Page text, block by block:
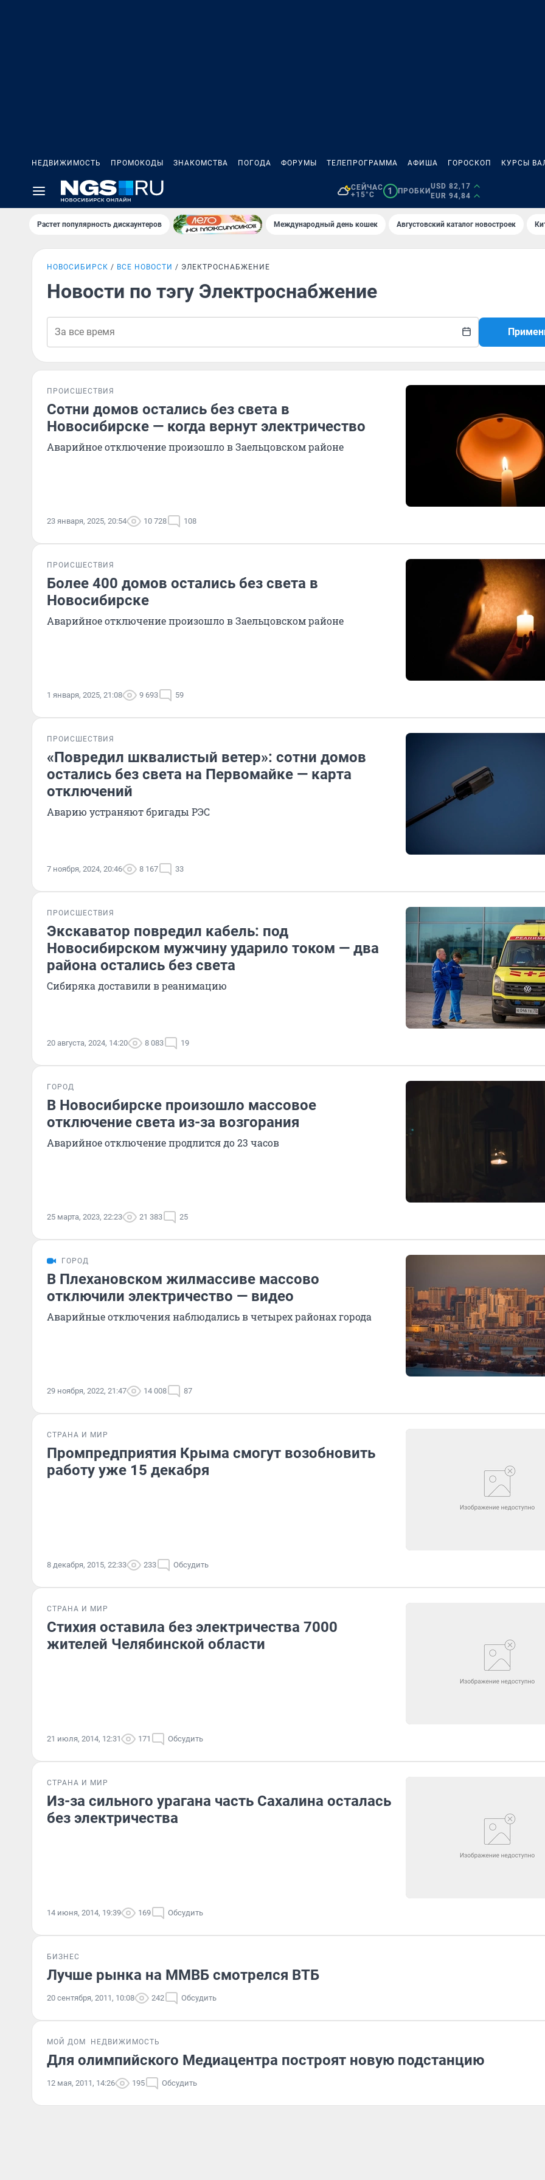
НЕДВИЖИМОСТЬ ПРОМОКОДЫ ЗНАКОМСТВА ПОГОДА ФОРУМЫ ТЕЛЕПРОГРАММА АФИША ГОРОСКОП КУРСЫ
СЕЙЧАС
+15°C
1 ПРОБКИ
USD 82,17
EUR 94,84
Растет популярность дискаунтеров Международный день кошек Августовский каталог новостроек
НОВОСИБИРСК ВСЕ НОВОСТИ ЭЛЕКТРОСНАБЖЕНИЕ
Новости по тэгу Электроснабжение
ПРОИСШЕСТВИЯ
Сотни домов остались без света в
Новосибирске — когда вернут электричество
Аварийное отключение произошло в Заельцовском районе
23 января, 2025, 20:54 10 728 108
ПРОИСШЕСТВИЯ
Более 400 домов остались без света в
Новосибирске
Аварийное отключение произошло в Заельцовском районе
1 января, 2025, 21:08 9 693 59
ПРОИСШЕСТВИЯ
«Повредил шквалистый ветер»: сотни домов
остались без света на Первомайке — карта
отключений
Аварию устраняют бригады РЭС
7 ноября, 2024, 20:46 8 167 33
ПРОИСШЕСТВИЯ
Экскаватор повредил кабель: под
Новосибирском мужчину ударило током — два
района остались без света
Сибиряка доставили в реанимацию
20 августа, 2024, 14:20 8 083 19
ГОРОД
В Новосибирске произошло массовое
отключение света из-за возгорания
Аварийное отключение продлится до 23 часов
25 марта, 2023, 22:23 21 383 25
ГОРОД
В Плехановском жилмассиве массово
отключили электричество — видео
Аварийные отключения наблюдались в четырех районах города
29 ноября, 2022, 21:47 14 008 87
СТРАНА И МИР
Промпредприятия Крыма смогут возобновить
работу уже 15 декабря
8 декабря, 2015, 22:33 233 Обсудить
СТРАНА И МИР
Стихия оставила без электричества 7000
жителей Челябинской области
21 июля, 2014, 12:31 171 Обсудить
СТРАНА И МИР
Из-за сильного урагана часть Сахалина осталась
без электричества
14 июня, 2014, 19:39 169 Обсудить
БИЗНЕС
Лучше рынка на ММВБ смотрелся ВТБ
20 сентября, 2011, 10:08 242 Обсудить
МОЙ ДОМ НЕДВИЖИМОСТЬ
Для олимпийского Медиацентра построят новую подстанцию
12 мая, 2011, 14:26 195 Обсудить